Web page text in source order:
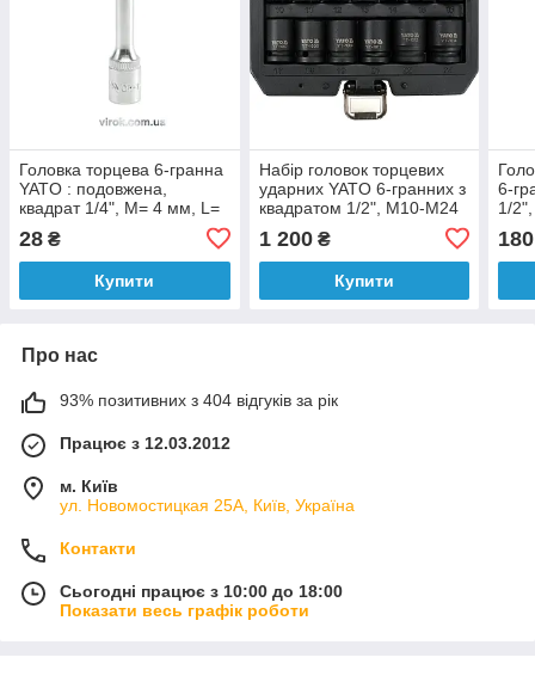
Головка торцева 6-гранна
YATO : подовжена,
квадрат 1/4", М= 4 мм, L=
28 ₴
Купити
Набір головок торцевих
ударних YATO 6-гранних з
квадратом 1/2", M10-M24
1 200₴
Купити
6-
1/
180
Про нас
93% позитивних з 404 відгуків за рік
Працює з 12.03.2012
м. Київ
ул. Новомостицкая 25А, Київ, Україна
Контакти
Сьогодні працює з 10:00 до 18:00
Показати весь графік роботи